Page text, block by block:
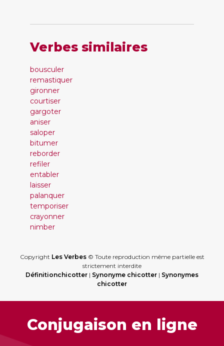
Verbes similaires
bousculer
remastiquer
gironner
courtiser
gargoter
aniser
saloper
bitumer
reborder
refiler
entabler
laisser
palanquer
temporiser
crayonner
nimber
Copyright Les Verbes© Toute reproduction même partielle est
strictement interdite
Définitionchicotter | Synonyme chicotter | Synonymes
chicotter
Conjugaison en ligne